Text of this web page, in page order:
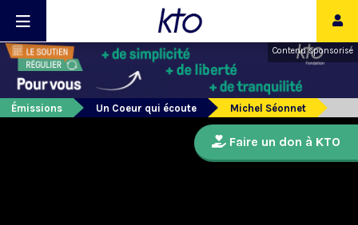
Contenu sponsorisé
Émissions Un Coeur qui écoute Michel Séonnet
Faire un don à KTO